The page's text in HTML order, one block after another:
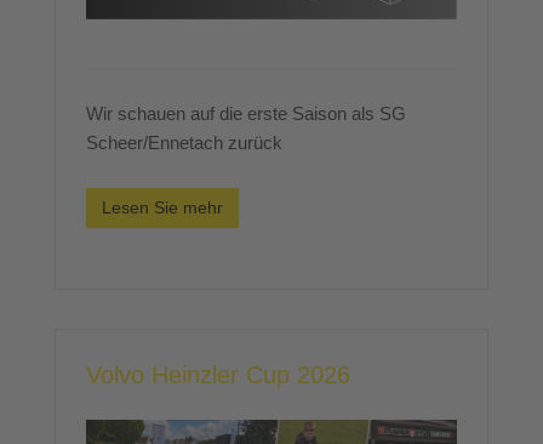
Wir schauen auf die erste Saison als SG
Scheer/Ennetach zurück
Lesen Sie mehr
Volvo Heinzler Cup 2026